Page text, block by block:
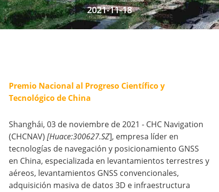
2021-11-18
Premio Nacional al Progreso Científico y
Tecnológico de China
Shanghái, 03 de noviembre de 2021 - CHC Navigation
(CHCNAV)[Huace:300627.SZ], empresa líder en
tecnologías de navegación y posicionamiento GNSS
en China, especializada en levantamientos terrestres y
aéreos, levantamientos GNSS convencionales,
adquisición masiva de datos 3D e infraestructura